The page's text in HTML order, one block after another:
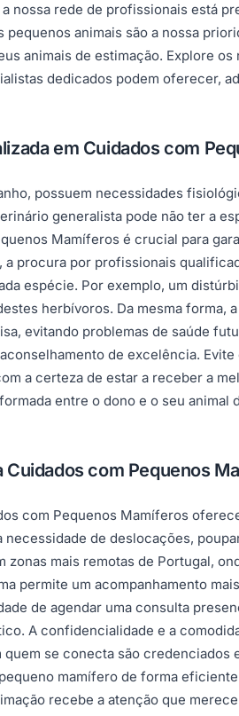
nossa rede de profissionais está
animais são a nossa
animais de estimação. Explore
dedicados podem oferecer,
em Cuidados com
possuem necessidades
generalista pode não ter a
Mamíferos é crucial para
procura por profissionais
espécie. Por exemplo, um
herbívoros. Da mesma forma,
evitando problemas de saúde
de excelência.
a certeza de estar a receber a
entre o dono e o seu animal
com Pequenos
com Pequenos Mamíferos
de deslocações,
zonas mais remotas de Portugal,
permite um acompanhamento
de agendar uma consulta
A confidencialidade e a
se conecta são
mamífero de forma
recebe a atenção que